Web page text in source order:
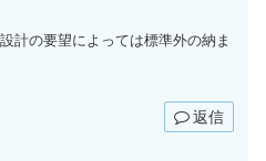
計の要望によっては標準外の納ま
返信